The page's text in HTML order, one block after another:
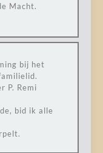
Macht.
bij het
P. Remi
bid ik alle